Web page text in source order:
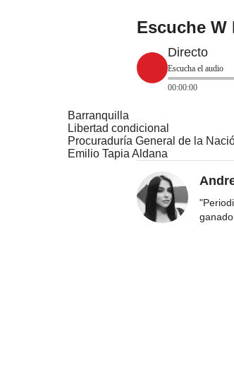
Escuche W
Directo
Escucha el audio
00:00:00
Barranquilla
Libertad condicional
Procuraduría General de la
Emilio Tapia Aldana